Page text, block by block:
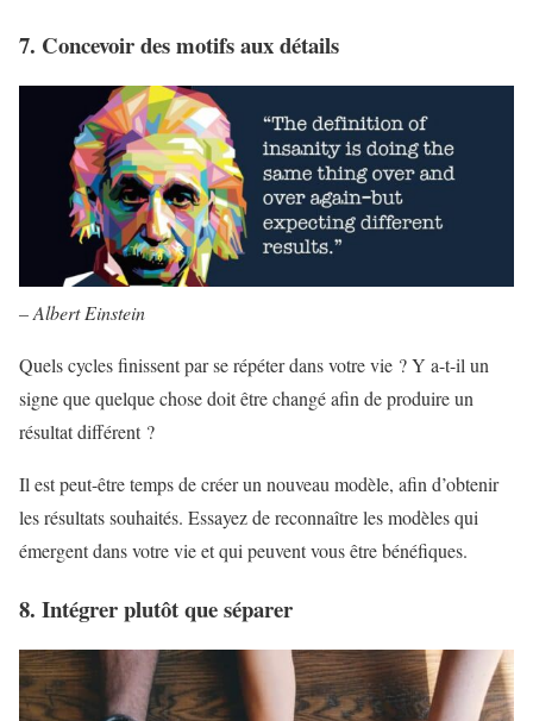
7. Concevoir des motifs aux détails
– Albert Einstein
Quels cycles finissent par se répéter dans votre vie ? Y a-t-il un
signe que quelque chose doit être changé afin de produire un
résultat différent ?
Il est peut-être temps de créer un nouveau modèle, afin d’obtenir
les résultats souhaités. Essayez de reconnaître les modèles qui
émergent dans votre vie et qui peuvent vous être bénéfiques.
8. Intégrer plutôt que séparer